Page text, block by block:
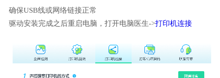
确保USB线或网络链接正常
驱动安装完成之后重启电脑，打开电脑医生->打印机连接